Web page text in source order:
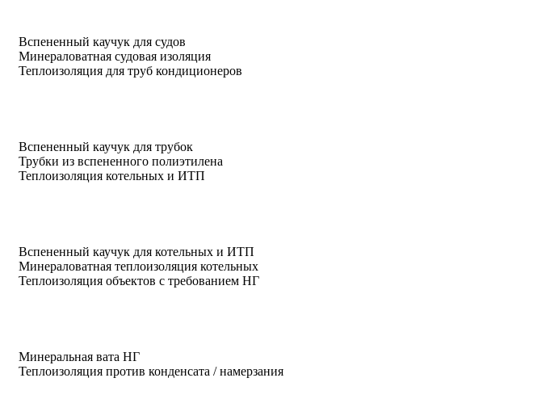
Вспененный каучук для судов
Минераловатная судовая изоляция
Теплоизоляция для труб кондиционеров
Вспененный каучук для трубок
Трубки из вспененного полиэтилена
Теплоизоляция котельных и ИТП
Вспененный каучук для котельных и ИТП
Минераловатная теплоизоляция котельных
Теплоизоляция объектов с требованием НГ
Минеральная вата НГ
Теплоизоляция против конденсата / намерзания